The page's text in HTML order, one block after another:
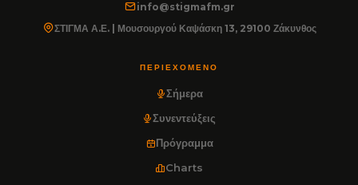
info@stigmafm.gr
ΣΤΙΓΜΑ Α.Ε. | Μουσουργού Καψάσκη 13, 29100 Ζάκυνθος
ΠΕΡΙΕΧΌΜΕΝΟ
Σήμερα
Συνεντεύξεις
Πρόγραμμα
Charts